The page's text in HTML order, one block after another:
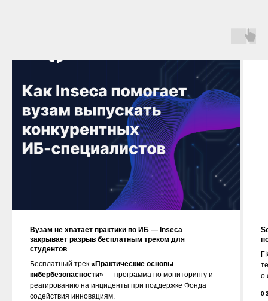
Вузам не хватает практики по ИБ — Inseca
закрывает разрыв бесплатным треком для
студентов
Бесплатный трек «Практические основы
кибербезопасности» — программа по мониторингу и
реагированию на инциденты при поддержке Фонда
содействия инновациям.
о